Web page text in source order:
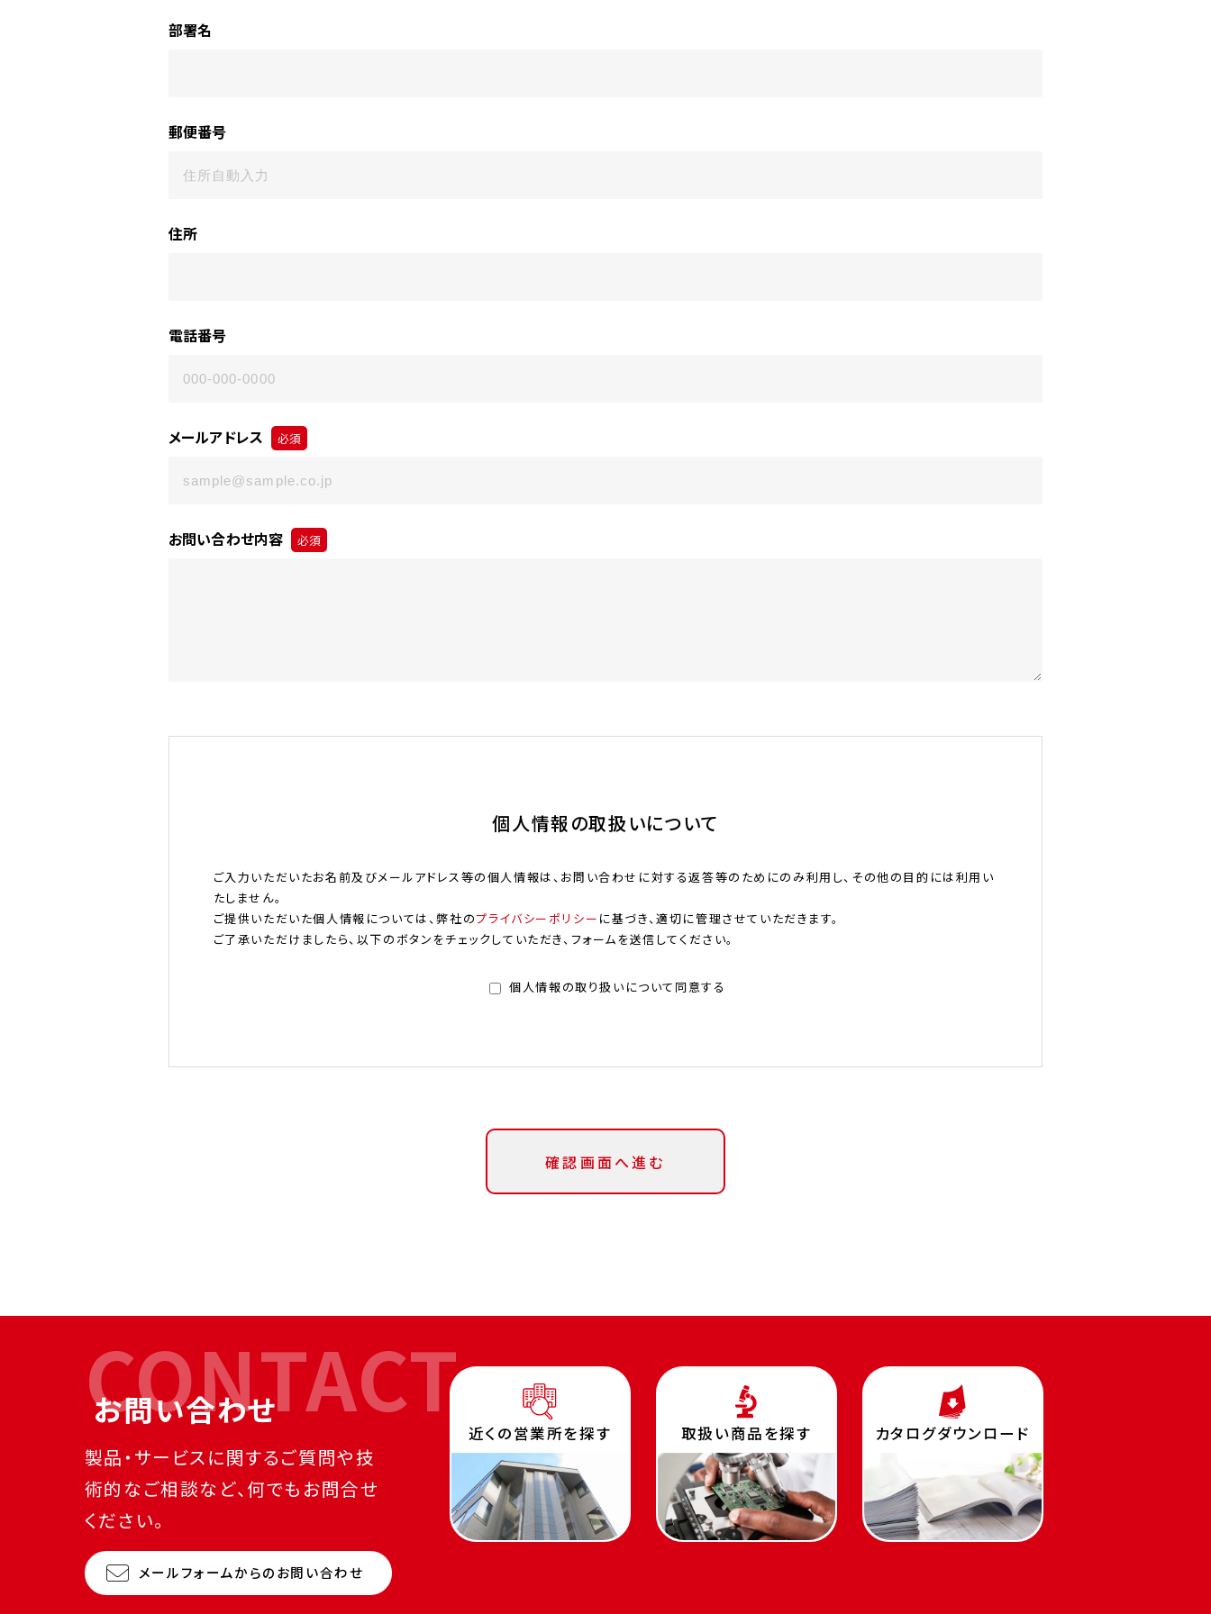
部署名
郵便番号
住所
電話番号
メールアドレス 必須
お問い合わせ内容 必須
個人情報の取扱いについて
ご入力いただいたお名前及びメールアドレス等の個人情報は、お問い合わせに対する返答等のためにのみ利用し、その他の目的には利用い
たしません。
ご提供いただいた個人情報については、弊社のプライバシーポリシー に基づき、適切に管理させていただきます。
ご了承いただけましたら、以下のボタンをチェックしていただき、フォームを送信してください。
個人情報の取り扱いについて同意する
CONTACT
お問い合わせ
製品・サービスに関するご質問や技
術的なご相談など、何でもお問合せ
ください。
メールフォームからのお問い合わせ
近くの営業所を探す 取扱い商品を探す カタログダウンロード